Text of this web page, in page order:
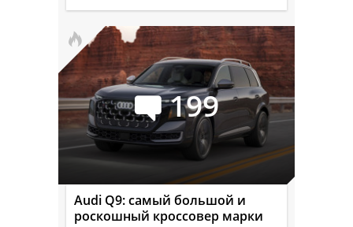
199
Audi Q9: самый большой и
роскошный кроссовер марки